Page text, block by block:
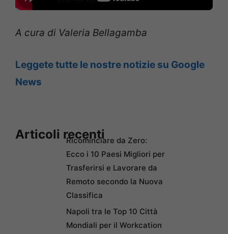
A cura di Valeria Bellagamba
Leggete tutte le nostre notizie su Google
News
Articoli recentiRicominciare da Zero:
Ecco i 10 Paesi Migliori per
Trasferirsi e Lavorare da
Remoto secondo la Nuova
Classifica
Napoli tra le Top 10 Città
Mondiali per il Workcation